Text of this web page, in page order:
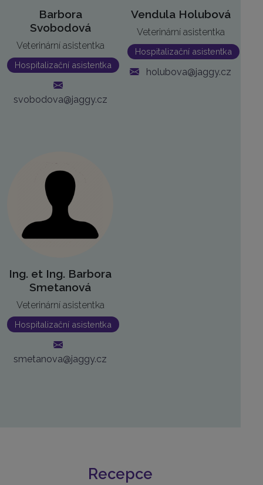
Barbora
Svobodová
Veterinární asistentka
Hospitalizační asistentka
svobodova@jaggy.cz
Vendula Holubová
Veterinární asistentka
Hospitalizační asistentka
holubova@jaggy.cz
Ing. et Ing. Barbora
Smetanová
Veterinární asistentka
Hospitalizační asistentka
smetanova@jaggy.cz
Recepce